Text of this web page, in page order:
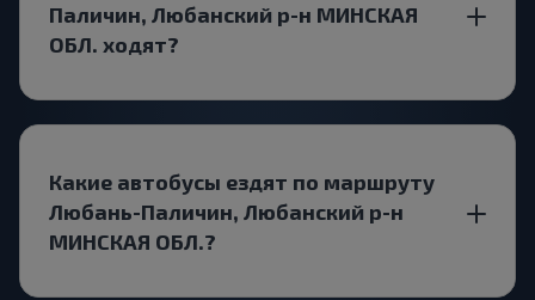
Паличин, Любанский р-н МИНСКАЯ
ОБЛ. ходят?
Какие автобусы ездят по маршруту
Любань-Паличин, Любанский р-н
МИНСКАЯ ОБЛ.?